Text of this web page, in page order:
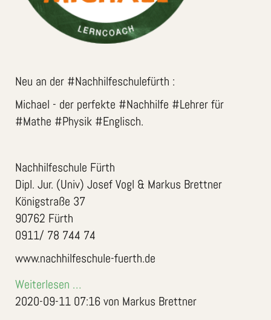
Neu an der #Nachhilfeschulefürth :
Michael - der perfekte #Nachhilfe #Lehrer für
#Mathe #Physik #Englisch.
Nachhilfeschule Fürth
Dipl. Jur. (Univ) Josef Vogl & Markus Brettner
Königstraße 37
90762 Fürth
0911/ 78 744 74
www.nachhilfeschule-fuerth.de
Weiterlesen …
2020-09-11 07:16 von Markus Brettner